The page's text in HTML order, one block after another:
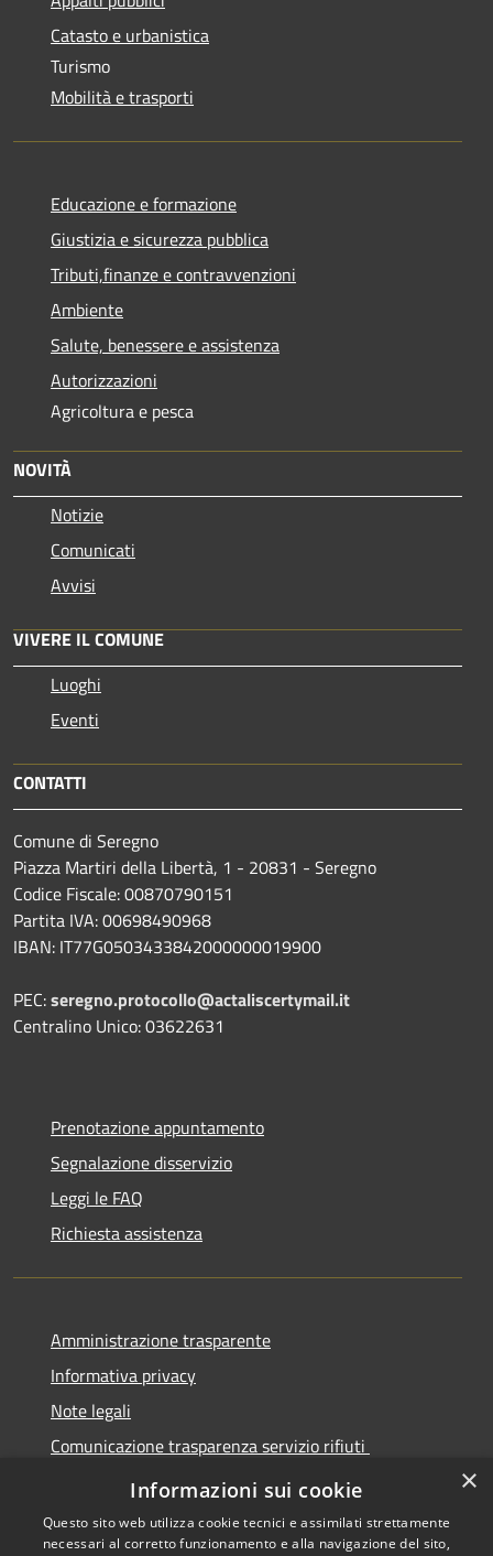
Catasto e urbanistica
Turismo
Mobilità e trasporti
Educazione e formazione
Giustizia e sicurezza pubblica
Tributi,finanze e contravvenzioni
Ambiente
Salute, benessere e assistenza
Autorizzazioni
Agricoltura e pesca
NOVITÀ
Notizie
Comunicati
Avvisi
VIVERE IL COMUNE
Luoghi
Eventi
CONTATTI
Comune di Seregno
Piazza Martiri della Libertà, 1 - 20831 - Seregno
Codice Fiscale: 00870790151
Partita IVA: 00698490968
IBAN: IT77G0503433842000000019900
PEC:seregno.protocollo@actaliscertymail.it
Centralino Unico: 03622631
Prenotazione appuntamento
Segnalazione disservizio
Leggi le FAQ
Richiesta assistenza
Amministrazione trasparente
Informativa privacy
Note legali
Comunicazione trasparenza servizio rifiuti
Dichiarazione di accessibilità
×
Informazioni sui cookie
Questo sito web utilizza cookie tecnici e assimilati strettamente
necessari al corretto funzionamento e alla navigazione del sito,